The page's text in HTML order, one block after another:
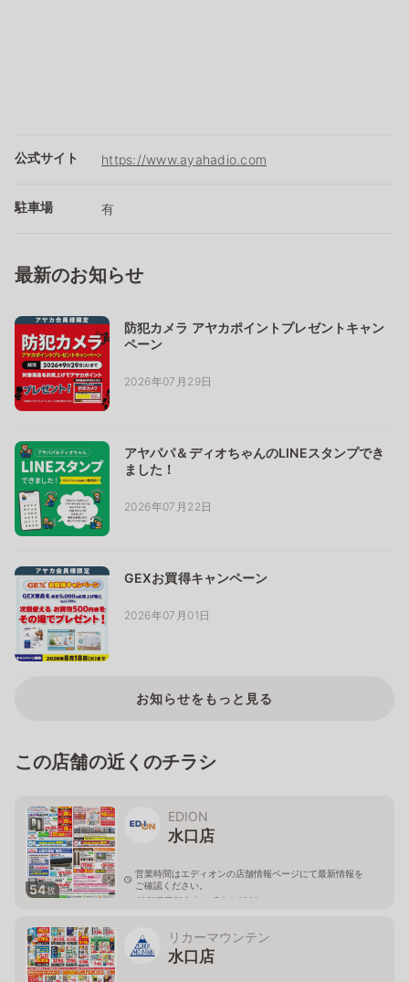
公式サイト https://www.ayahadio.com
駐車場 有
最新のお知らせ
防犯カメラ アヤカポイントプレゼントキャン
ペーン
2026年07月29日
アヤパパ＆ディオちゃんのLINEスタンプでき
ました！
2026年07月22日
GEXお買得キャンペーン
2026年07月01日
お知らせをもっと見る
この店舗の近くのチラシ
54枚
EDION
水口店
営業時間はエディオンの店舗情報ページにて最新情報を
ご確認ください。
滋賀県甲賀市水口町水口5555
リカーマウンテン
水口店